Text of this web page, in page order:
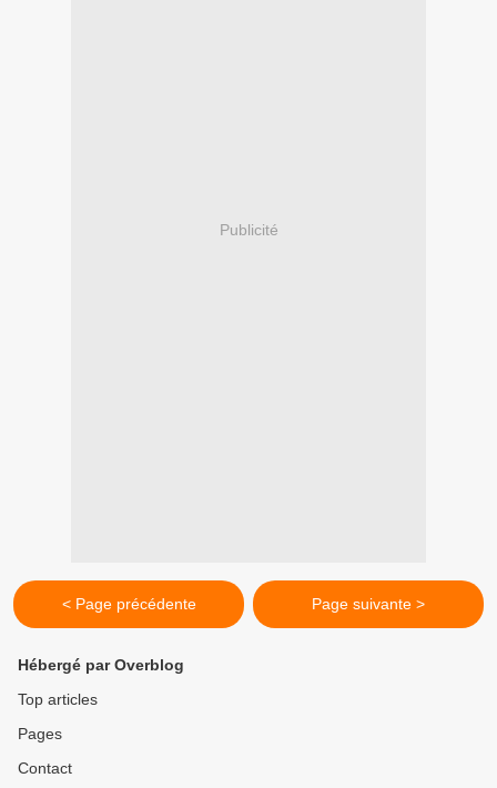
Publicité
< Page précédente Page suivante >
Hébergé par Overblog
Top articles
Pages
Contact